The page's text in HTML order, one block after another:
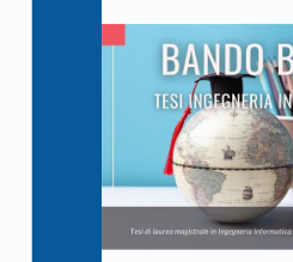
Link identifier archive #link-archive-thumb-soap-16322